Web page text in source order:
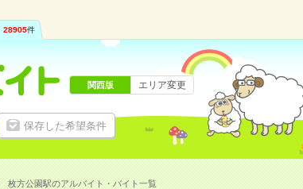
28905件
保存した希望条件
関西版 エリア変更
枚方公園駅のアルバイト・バイト一覧